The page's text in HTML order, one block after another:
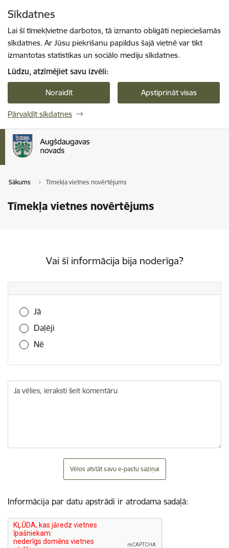
Sīkdatnes
Lai šī tīmekļvietne darbotos, tā izmanto obligāti nepieciešamās
sīkdatnes. Ar Jūsu piekrišanu papildus šajā vietnē var tikt
izmantotas statistikas un sociālo mediju sīkdatnes.
Lūdzu, atzīmējiet savu izvēli:
Noraidīt Apstiprināt visas
Pārvaldīt sīkdatnes
Sākums Tīmekļa vietnes novērtējums
Tīmekļa vietnes novērtējums
Vai šī informācija bija noderīga?
Vai šī informācija bija noderīga?
Jā
Daļēji
Nē
Ja vēlies, ieraksti šeit komentāru
Vēlos atstāt savu e-pastu saziņai
Informācija par datu apstrādi ir atrodama sadaļā: